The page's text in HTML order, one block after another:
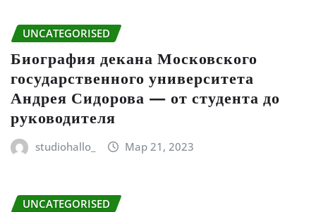
UNCATEGORISED
Биография декана Московского
государственного университета
Андрея Сидорова — от студента до
руководителя
studiohallo_ Мар 21, 2023
UNCATEGORISED